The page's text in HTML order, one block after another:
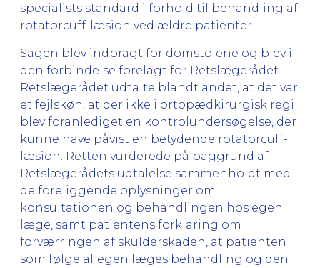
specialists standard i forhold til behandling af
rotatorcuff-læsion ved ældre patienter.
Sagen blev indbragt for domstolene og blev i
den forbindelse forelagt for Retslægerådet.
Retslægerådet udtalte blandt andet, at det var
et fejlskøn, at der ikke i ortopædkirurgisk regi
blev foranlediget en kontrolundersøgelse, der
kunne have påvist en betydende rotatorcuff-
læsion. Retten vurderede på baggrund af
Retslægerådets udtalelse sammenholdt med
de foreliggende oplysninger om
konsultationen og behandlingen hos egen
læge, samt patientens forklaring om
forværringen af skulderskaden, at patienten
som følge af egen læges behandling og den